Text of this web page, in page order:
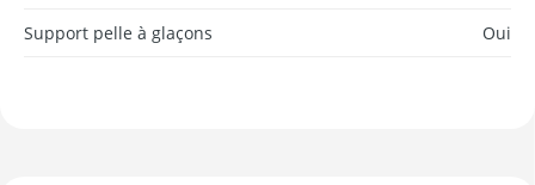
Support pelle à glaçons Oui